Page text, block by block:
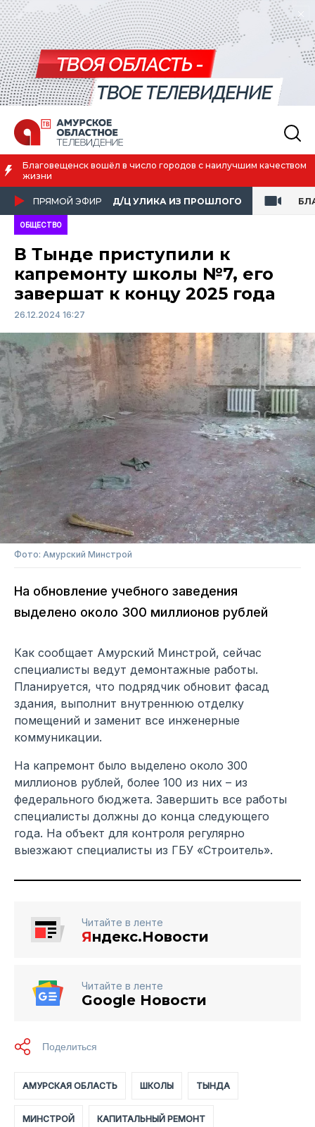
Благовещенск вошёл в число городов с наилучшим качеством
жизни
ПРЯМОЙ ЭФИР Д/Ц УЛИКА ИЗ ПРОШЛОГО
ОБЩЕСТВО
В Тынде приступили к
капремонту школы №7, его
завершат к концу 2025 года
26.12.2024 16:27
Фото: Амурский Минстрой
На обновление учебного заведения
выделено около 300 миллионов рублей
Как сообщает Амурский Минстрой, сейчас
специалисты ведут демонтажные работы.
Планируется, что подрядчик обновит фасад
здания, выполнит внутреннюю отделку
помещений и заменит все инженерные
коммуникации.
На капремонт было выделено около 300
миллионов рублей, более 100 из них – из
федерального бюджета. Завершить все работы
специалисты должны до конца следующего
года. На объект для контроля регулярно
выезжают специалисты из ГБУ «Строитель».
Читайте в ленте
Яндекс.Новости
Читайте в ленте
Google Новости
АМУРСКАЯ ОБЛАСТЬ ШКОЛЫ ТЫНДА
МИНСТРОЙ КАПИТАЛЬНЫЙ РЕМОНТ